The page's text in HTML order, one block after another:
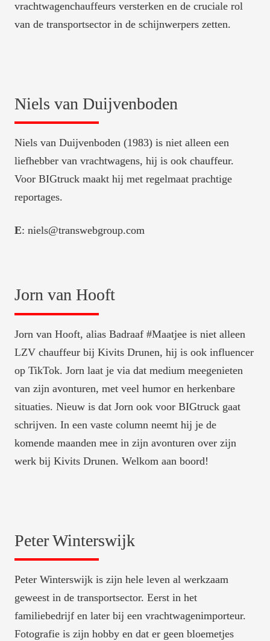
vrachtwagenchauffeurs versterken en de cruciale rol
van de transportsector in de schijnwerpers zetten.
Niels van Duijvenboden
Niels van Duijvenboden (1983) is niet alleen een
liefhebber van vrachtwagens, hij is ook chauffeur.
Voor BIGtruck maakt hij met regelmaat prachtige
reportages.
E: niels@transwebgroup.com
Jorn van Hooft
Jorn van Hooft, alias Badraaf #Maatjee is niet alleen
LZV chauffeur bij Kivits Drunen, hij is ook influencer
op TikTok. Jorn laat je via dat medium meegenieten
van zijn avonturen, met veel humor en herkenbare
situaties. Nieuw is dat Jorn ook voor BIGtruck gaat
schrijven. In een vaste column neemt hij je de
komende maanden mee in zijn avonturen over zijn
werk bij Kivits Drunen. Welkom aan boord!
Peter Winterswijk
Peter Winterswijk is zijn hele leven al werkzaam
geweest in de transportsector. Eerst in het
familiebedrijf en later bij een vrachtwagenimporteur.
Fotografie is zijn hobby en dat er geen bloemetjes